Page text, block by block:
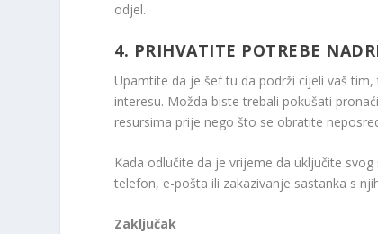
odjel.
4. PRIHVATITE POTREBE
Upamtite da je šef tu da podrži cijeli vaš
interesu. Možda biste trebali pokušati
resursima prije nego što se obratite
Kada odlučite da je vrijeme da uključite
telefon, e-pošta ili zakazivanje sastanka s
Zaključak